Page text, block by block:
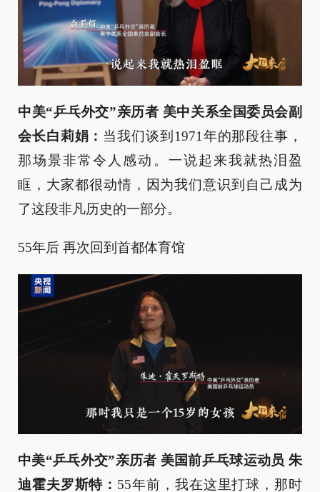
中美“乒乓外交”亲历者 美中关系全国委员会副
会长白莉娟： 当我们谈到1971年的那段往事，
那场景非常令人感动。一说起来我就热泪盈
眶，大家都很动情，因为我们意识到自己成为
了这段非凡历史的一部分。
55年后 再次回到首都体育馆
中美“乒乓外交”亲历者 美国前乒乓球运动员 朱
迪霍夫罗斯特： 55年前，我在这里打球，那时